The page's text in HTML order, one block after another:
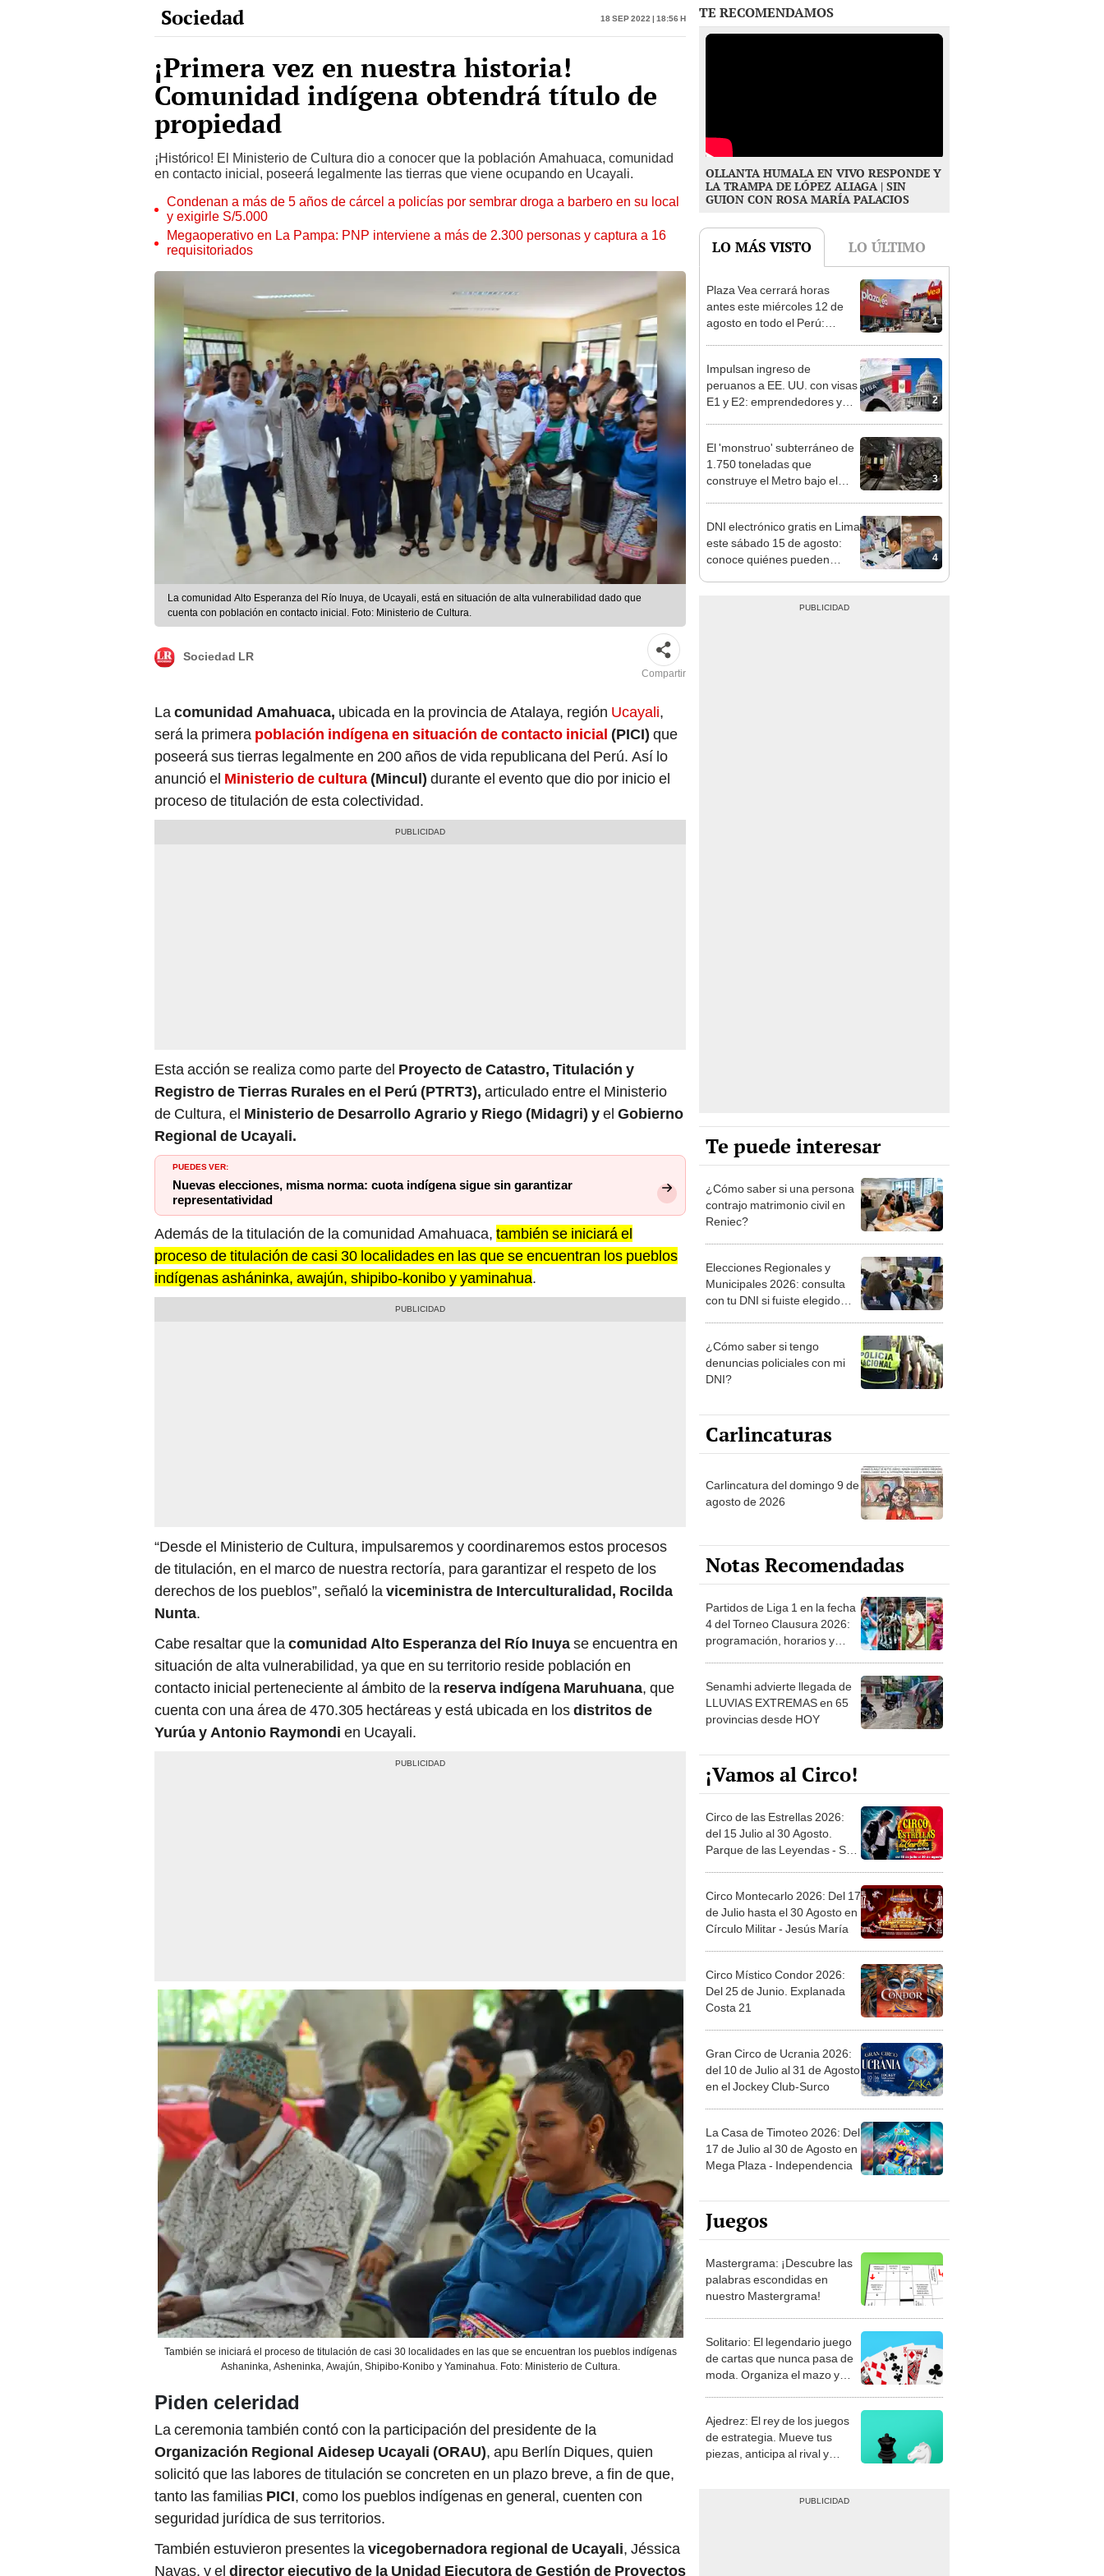
¡Primera vez en nuestra historia!
Comunidad indígena obtendrá título de
propiedad
¡Histórico! El Ministerio de Cultura dio a conocer que la población Amahuaca, comunidad
en contacto inicial, poseerá legalmente las tierras que viene ocupando en Ucayali.
Condenan a más de 5 años de cárcel a policías por sembrar droga a barbero en su local
y exigirle S/5.000
Megaoperativo en La Pampa: PNP interviene a más de 2.300 personas y captura a 16
requisitoriados
La comunidad Alto Esperanza del Río Inuya, de Ucayali, está en situación de alta vulnerabilidad dado que
cuenta con población en contacto inicial. Foto: Ministerio de Cultura.
Sociedad LR
Compartir
La Ucayali,
poseerá sus tierras legalmente en 200 años de vida republicana del Perú. Así lo
anunció elMinisterio de cultura(Mincul)durante el evento que dio por inicio el
proceso de titulación de esta colectividad.
de Cultura, elMinisterio de Desarrollo Agrario y Riego (Midagri) yelGobierno
Regional de Ucayali.
PUEDES VER:
Nuevas elecciones, misma norma: cuota indígena sigue sin garantizar
representatividad
Además de la titulación de la comunidad Amahuaca,también se iniciará el
proceso de titulación de casi 30 localidades en las que se encuentran los pueblos
indígenas asháninka, awajún, shipibo-konibo y yaminahua.
derechos de los pueblos”, señaló laviceministra de Interculturalidad, Rocilda
Nunta.
Cabe resaltar que lacomunidad Alto Esperanza del Río Inuyase encuentra en
situación de alta vulnerabilidad, ya que en su territorio reside población en
contacto inicial perteneciente al ámbito de lareserva indígena Maruhuana, que
cuenta con una área de 470.305 hectáreas y está ubicada en losdistritos de
Yurúa y Antonio Raymondien Ucayali.
También se iniciará el proceso de titulación de casi 30 localidades en las que se encuentran los pueblos indígenas
Ashaninka, Asheninka, Awajún, Shipibo-Konibo y Yaminahua. Foto: Ministerio de Cultura.
Piden celeridad
Organización Regional Aidesep Ucayali (ORAU)
solicitó que las labores de titulación se concreten en un plazo breve, a fin de que,
tanto las familiasPICI, como los pueblos indígenas en general, cuenten con
seguridad jurídica de sus territorios.
También estuvieron presentes lavicegobernadora regional de Ucayali, Jéssica
Navas, y eldirector ejecutivo de la Unidad Ejecutora de Gestión de Proyectos
Sectoriales del Midagri, Carlos Cueva, quienes manifestaron que las acciones
LA TRAMPA DE LÓPEZ ALIAGA | SIN
GUION CON ROSA MARÍA PALACIOS
LO MÁS VISTO LO ÚLTIMO
1
Plaza Vea cerrará horas
antes este miércoles 12 de
tiendas atenderán hasta las 7
p.m.
2
Impulsan ingreso de
peruanos a EE. UU. con visas
pymes serían los más
beneficiados
3
El 'monstruo' subterráneo de
1.750 toneladas que
Callao avanza a su última
estación
4
DNI electrónico gratis en Lima
este sábado 15 de agosto:
acceder y qué requisitos
deben cumplir
¿Cómo saber si una persona
contrajo matrimonio civil en
Elecciones Regionales y
Municipales 2026: consulta
miembro de mesa para este 4
de octubre en el link oficial de
la ONPE
¿Cómo saber si tengo
denuncias policiales con mi
Carlincaturas
Carlincatura del domingo 9 de
Notas Recomendadas
Partidos de Liga 1 en la fecha
4 del Torneo Clausura 2026:
dónde ver
Senamhi advierte llegada de
LLUVIAS EXTREMAS en 65
¡Vamos al Circo!
Circo de las Estrellas 2026:
del 15 Julio al 30 Agosto.
Miguel
Circo Montecarlo 2026: Del 17
de Julio hasta el 30 Agosto en
Circo Místico Condor 2026:
Del 25 de Junio. Explanada
Gran Circo de Ucrania 2026:
del 10 de Julio al 31 de Agosto
La Casa de Timoteo 2026: Del
17 de Julio al 30 de Agosto en
Juegos
Mastergrama: ¡Descubre las
palabras escondidas en
Solitario: El legendario juego
de cartas que nunca pasa de
demuestra tu habilidad.
Ajedrez: El rey de los juegos
de estrategia. Mueve tus
consigue el jaque mate.